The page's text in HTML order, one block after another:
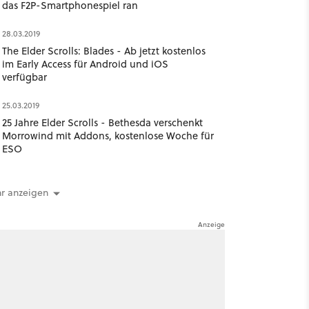
das F2P-Smartphonespiel ran
28.03.2019
The Elder Scrolls: Blades - Ab jetzt kostenlos
im Early Access für Android und iOS
verfügbar
25.03.2019
25 Jahre Elder Scrolls - Bethesda verschenkt
Morrowind mit Addons, kostenlose Woche für
ESO
anzeigen